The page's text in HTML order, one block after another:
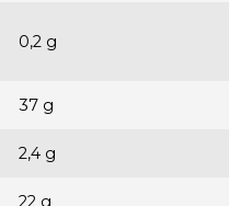
0,2 g
37 g
2,4 g
22 g